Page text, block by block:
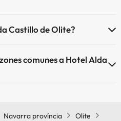
Castillo de Olite?
comunes a Hotel Alda
Navarra província
Olite